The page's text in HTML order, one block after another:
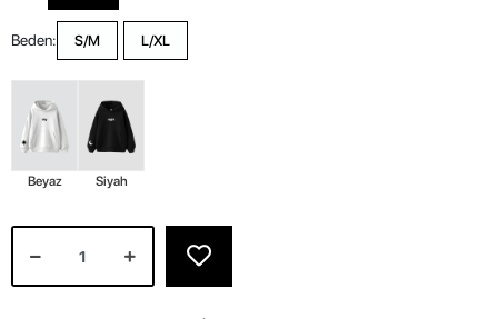
Beden: S/M L/XL
Beyaz Siyah